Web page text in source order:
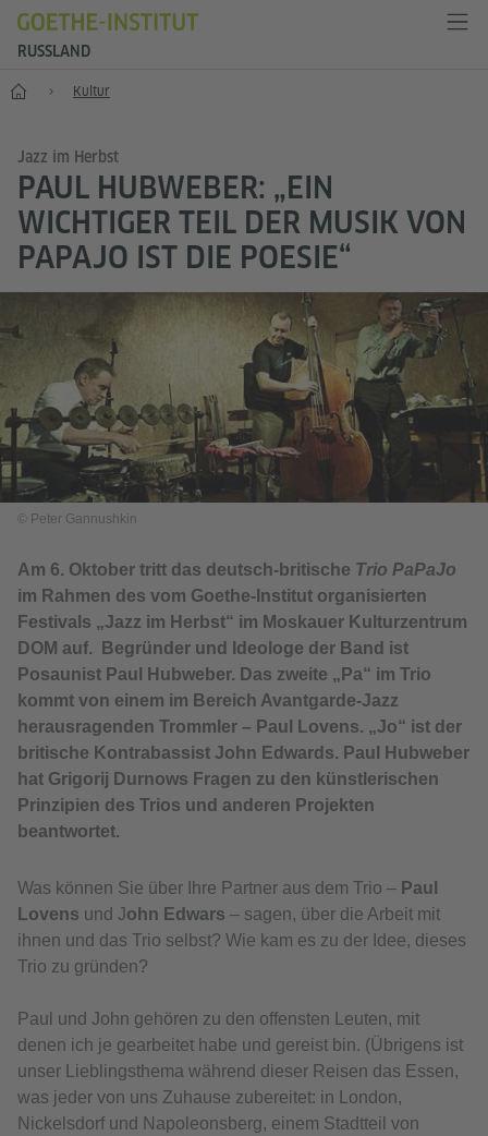
RUSSLAND
Start Kultur
Jazz im Herbst
PAUL HUBWEBER: „EIN
WICHTIGER TEIL DER MUSIK VON
PAPAJO IST DIE POESIE“
© Peter Gannushkin
Am 6. Oktober tritt das deutsch-britische Trio PaPaJo
im Rahmen des vom Goethe-Institut organisierten
Festivals „Jazz im Herbst“ im Moskauer Kulturzentrum
DOM auf. Begründer und Ideologe der Band ist
Posaunist Paul Hubweber. Das zweite „Pa“ im Trio
kommt von einem im Bereich Avantgarde-Jazz
herausragenden Trommler – Paul Lovens. „Jo“ ist der
britische Kontrabassist John Edwards. Paul Hubweber
hat Grigorij Durnows Fragen zu den künstlerischen
Prinzipien des Trios und anderen Projekten
beantwortet.
Was können Sie über Ihre Partner aus dem Trio – Paul
Lovens und John Edwars – sagen, über die Arbeit mit
ihnen und das Trio selbst? Wie kam es zu der Idee, dieses
Trio zu gründen?
Paul und John gehören zu den offensten Leuten, mit
denen ich je gearbeitet habe und gereist bin. (Übrigens ist
unser Lieblingsthema während dieser Reisen das Essen,
was jeder von uns Zuhause zubereitet: in London,
Nickelsdorf und Napoleonsberg, einem Stadtteil von